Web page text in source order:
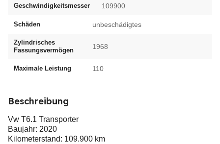
Geschwindigkeitsmesser 109900
Schäden unbeschädigtes
Zylindrisches
Fassungsvermögen
1968
Maximale Leistung 110
Beschreibung
Vw T6.1 Transporter
Baujahr: 2020
Kilometerstand: 109.900 km